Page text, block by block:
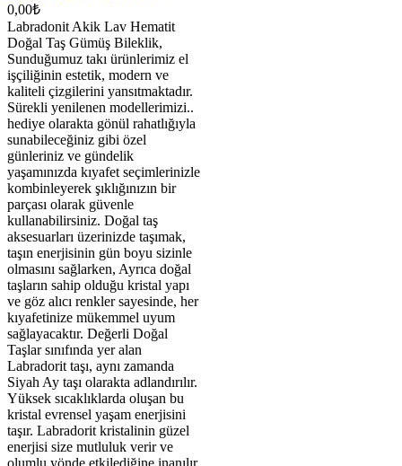
0,00₺
Labradonit Akik Lav Hematit
Doğal Taş Gümüş Bileklik,
Sunduğumuz takı ürünlerimiz el
işçiliğinin estetik, modern ve
kaliteli çizgilerini yansıtmaktadır.
Sürekli yenilenen modellerimizi..
hediye olarakta gönül rahatlığıyla
sunabileceğiniz gibi özel
günleriniz ve gündelik
yaşamınızda kıyafet seçimlerinizle
kombinleyerek şıklığınızın bir
parçası olarak güvenle
kullanabilirsiniz. Doğal taş
aksesuarları üzerinizde taşımak,
taşın enerjisinin gün boyu sizinle
olmasını sağlarken, Ayrıca doğal
taşların sahip olduğu kristal yapı
ve göz alıcı renkler sayesinde, her
kıyafetinize mükemmel uyum
sağlayacaktır. Değerli Doğal
Taşlar sınıfında yer alan
Labradorit taşı, aynı zamanda
Siyah Ay taşı olarakta adlandırılır.
Yüksek sıcaklıklarda oluşan bu
kristal evrensel yaşam enerjisini
taşır. Labradorit kristalinin güzel
enerjisi size mutluluk verir ve
olumlu yönde etkilediğine inanılır.